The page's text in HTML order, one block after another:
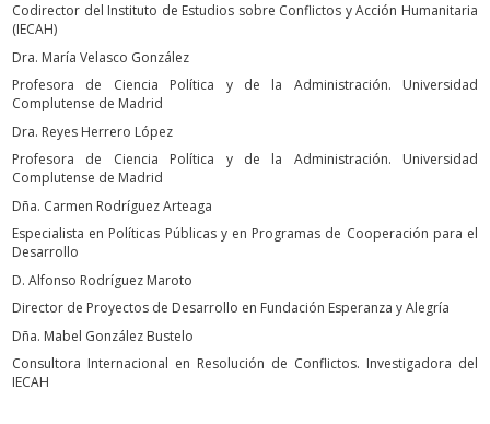
Codirector del Instituto de Estudios sobre Conflictos y Acción Humanitaria
(IECAH)
Dra. María Velasco González
Profesora de Ciencia Política y de la Administración. Universidad
Complutense de Madrid
Dra. Reyes Herrero López
Profesora de Ciencia Política y de la Administración. Universidad
Complutense de Madrid
Dña. Carmen Rodríguez Arteaga
Especialista en Políticas Públicas y en Programas de Cooperación para el
Desarrollo
D. Alfonso Rodríguez Maroto
Director de Proyectos de Desarrollo en Fundación Esperanza y Alegría
Dña. Mabel González Bustelo
Consultora Internacional en Resolución de Conflictos. Investigadora del
IECAH